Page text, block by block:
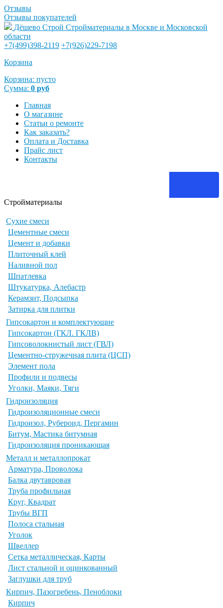
Отзывы
Отзывы покупателей
Дёшево Строй Стройматериалы в Москве и Московской
области
+7(499)398-2119 +7(926)229-7198
Корзина
Корзина: пусто
Сумма: 0 руб
Главная
О магазине
Статьи о ремонте
Как заказать?
Оплата и Доставка
Прайс лист
Контакты
Стройматериалы
Сухие смеси
Цементные смеси
Цемент и добавки
Плиточный клей
Наливной пол
Шпатлевка
Штукатурка, Алебастр
Керамзит, Подсыпка
Затирка для плитки
Гипсокартон и комплектующие
Гипсокартон (ГКЛ. ГКЛВ)
Гипсоволокнистый лист (ГВЛ)
Цементно-стружечная плита (ЦСП)
Элемент пола
Профили и подвесы
Уголки, Маяки, Тяги
Гидроизоляция
Гидроизоляционные смеси
Гидроизол, Рубероид, Пергамин
Битум, Мастика битумная
Гидроизоляция проникающая
Металл и металлопрокат
Арматура, Проволока
Балка двутавровая
Труба профильная
Круг, Квадрат
Трубы ВГП
Полоса стальная
Уголок
Швеллер
Сетка металлическая, Карты
Лист стальной и оцинкованный
Заглушки для труб
Кирпич, Пазогребень, Пеноблоки
Кирпич